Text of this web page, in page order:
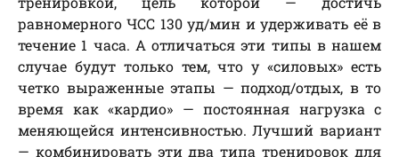
равномерного ЧСС 130 уд/мин и удерживать её в
течение 1 часа. А отличаться эти типы в нашем
случае будут только тем, что у «силовых» есть
четко выраженные этапы — подход/отдых, в то
время как «кардио» — постоянная нагрузка с
меняющейся интенсивностью. Лучший вариант
— комбинировать эти два типа тренировок для